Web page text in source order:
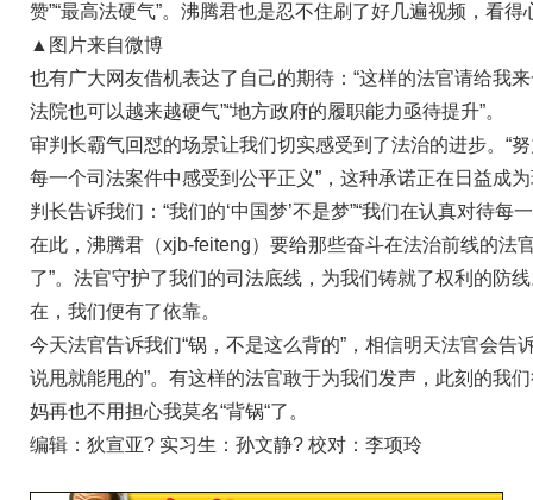
赞”“最高法硬气”。沸腾君也是忍不住刷了好几遍视频，看得
▲图片来自微博
也有广大网友借机表达了自己的期待：“这样的法官请给我来
法院也可以越来越硬气”“地方政府的履职能力亟待提升”。
审判长霸气回怼的场景让我们切实感受到了法治的进步。“
每一个司法案件中感受到公平正义”，这种承诺正在日益成
判长告诉我们：“我们的‘中国梦’不是梦”“我们在认真对待每
在此，沸腾君（xjb-feiteng）要给那些奋斗在法治前线的法
了”。法官守护了我们的司法底线，为我们铸就了权利的防
在，我们便有了依靠。
今天法官告诉我们“锅，不是这么背的”，相信明天法官会告
说甩就能甩的”。有这样的法官敢于为我们发声，此刻的我
妈再也不用担心我莫名“背锅“了。
编辑：狄宣亚? 实习生：孙文静? 校对：李项玲